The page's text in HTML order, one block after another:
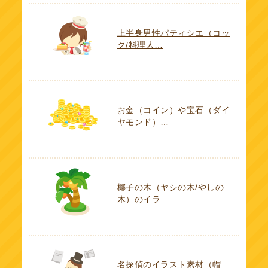
上半身男性パティシエ（コッ
ク/料理人…
お金（コイン）や宝石（ダイ
ヤモンド）…
椰子の木（ヤシの木/やしの
木）のイラ…
名探偵のイラスト素材（帽